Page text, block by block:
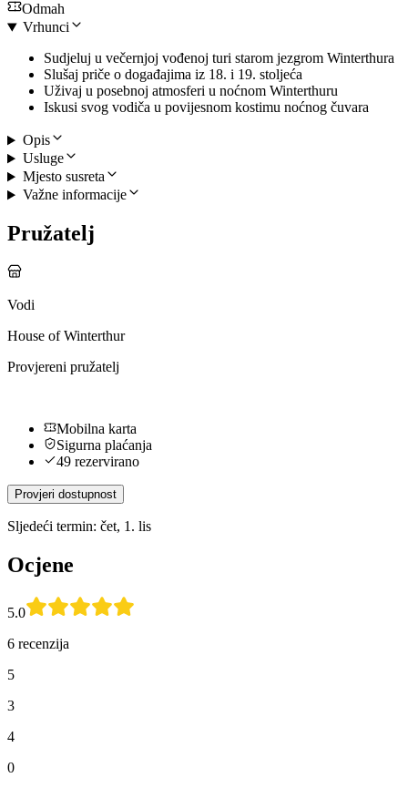
Odmah
Vrhunci
Sudjeluj u večernjoj vođenoj turi starom jezgrom Winterthura
Slušaj priče o događajima iz 18. i 19. stoljeća
Uživaj u posebnoj atmosferi u noćnom Winterthuru
Iskusi svog vodiča u povijesnom kostimu noćnog čuvara
Opis
Usluge
Mjesto susreta
Važne informacije
Pružatelj
Vodi
House of Winterthur
Provjereni pružatelj
Mobilna karta
Sigurna plaćanja
49 rezervirano
Provjeri dostupnost
Sljedeći termin: čet, 1. lis
Ocjene
5.0
6 recenzija
5
3
4
0